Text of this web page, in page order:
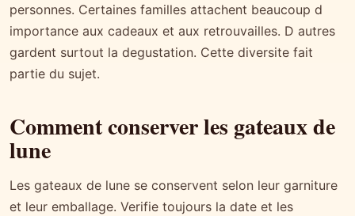
personnes. Certaines familles attachent beaucoup d
importance aux cadeaux et aux retrouvailles. D autres
gardent surtout la degustation. Cette diversite fait
partie du sujet.
Comment conserver les gateaux de
lune
Les gateaux de lune se conservent selon leur garniture
et leur emballage. Verifie toujours la date et les